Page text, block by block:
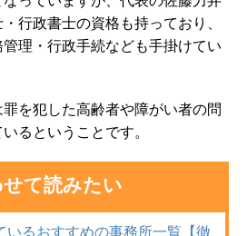
行政書士の資格も持っており、
理・行政手続なども手掛けてい
を犯した高齢者や障がい者の問
るということです。
て読みたい
いるおすすめの事務所一覧【徹